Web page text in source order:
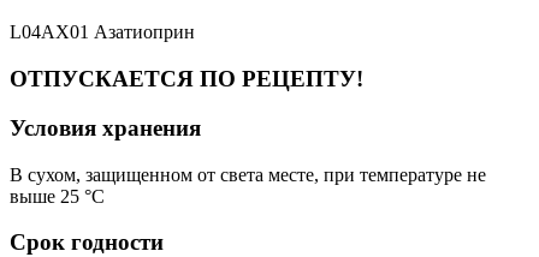
L04AX01 Азатиоприн
ОТПУСКАЕТСЯ ПО РЕЦЕПТУ!
Условия хранения
В сухом, защищенном от света месте, при температуре не
выше 25 °C
Срок годности